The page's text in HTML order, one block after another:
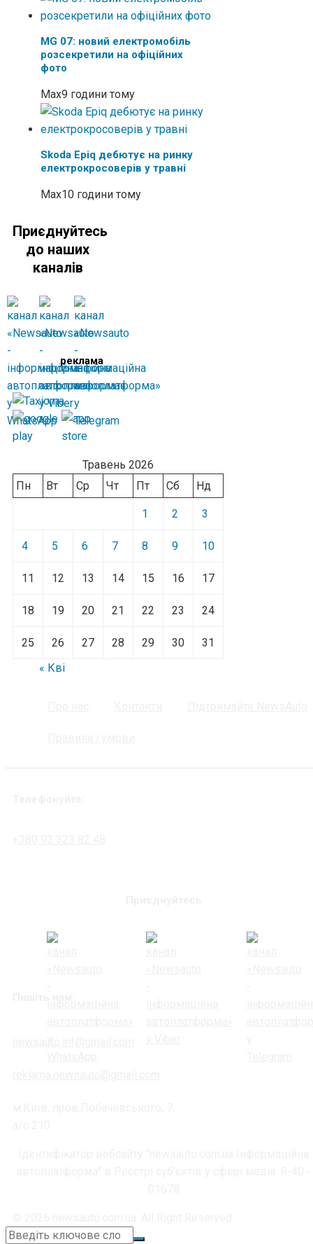
MG 07: новий електромобіль
розсекретили на офіційних
фото
Max9 години тому
Skoda Epiq дебютує на ринку
електрокросоверів у травні
Max10 години тому
Приєднуйтесь
до наших
каналів
реклама
Травень 2026
Пн
Вт Ср Чт Пт Сб Нд
1 2 3
4 5 6 7 8 9 10
11 12 13 14 15 16 17
18 19 20 21 22 23 24
25 26 27 28 29 30
31
« Кві